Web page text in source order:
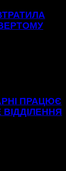
ПРАЦЮЄ